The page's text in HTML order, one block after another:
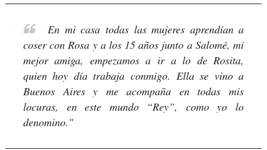
En mi casa todas las mujeres aprendían a
coser con Rosa y a los 15 años junto a Salomé, mi
mejor amiga, empezamos a ir a lo de Rosita,
quien hoy día trabaja conmigo. Ella se vino a
Buenos Aires y me acompaña en todas mis
locuras, en este mundo “Rey”, como yo lo
denomino."